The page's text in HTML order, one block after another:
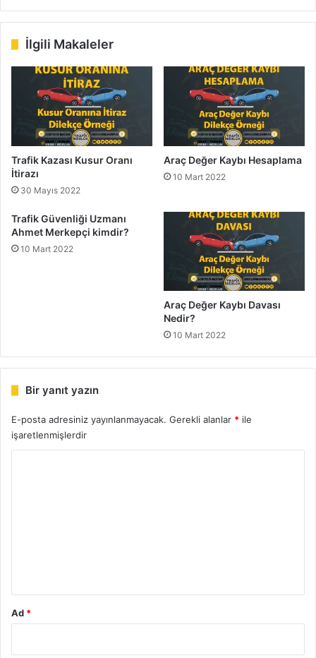
sit bo
dIn ub est ra
İlgili Makaleler
Trafik Kazası Kusur Oranı
İtirazı
30 Mayıs 2022
Araç Değer Kaybı Hesaplama
10 Mart 2022
Trafik Güvenliği Uzmanı
Ahmet Merkepçi kimdir?
10 Mart 2022
Araç Değer Kaybı Davası
Nedir?
10 Mart 2022
Bir yanıt yazın
E-posta adresiniz yayınlanmayacak. Gerekli alanlar * ile
işaretlenmişlerdir
Ad *